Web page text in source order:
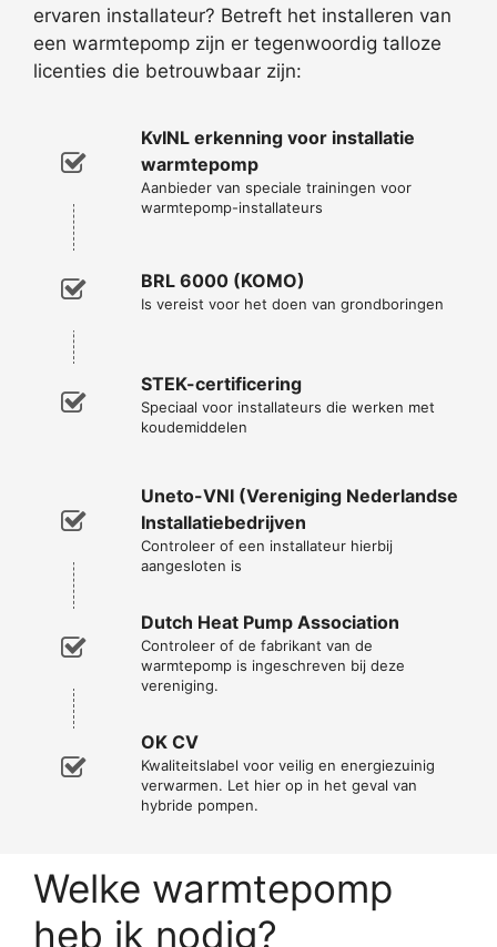
ervaren installateur? Betreft het installeren van
een warmtepomp zijn er tegenwoordig talloze
licenties die betrouwbaar zijn:
KvINL erkenning voor installatie
warmtepomp
Aanbieder van speciale trainingen voor
warmtepomp-installateurs
BRL 6000 (KOMO)
Is vereist voor het doen van grondboringen
STEK-certificering
Speciaal voor installateurs die werken met
koudemiddelen
Uneto-VNI (Vereniging Nederlandse
Installatiebedrijven
Controleer of een installateur hierbij
aangesloten is
Dutch Heat Pump Association
Controleer of de fabrikant van de
warmtepomp is ingeschreven bij deze
vereniging.
OK CV
Kwaliteitslabel voor veilig en energiezuinig
verwarmen. Let hier op in het geval van
hybride pompen.
Welke warmtepomp
heb ik nodig?